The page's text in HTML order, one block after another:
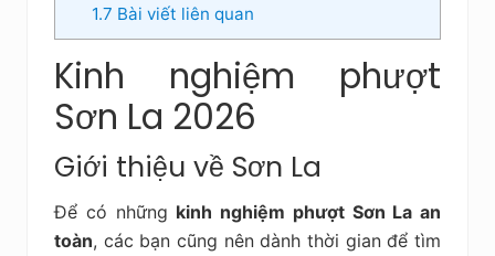
1.7 Bài viết liên quan
Kinh nghiệm phượt
Sơn La 2026
Giới thiệu về Sơn La
Để có những kinh nghiệm phượt Sơn La an
toàn, các bạn cũng nên dành thời gian để tìm